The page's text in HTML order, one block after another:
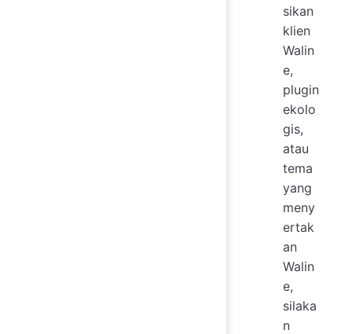
sikan
klien
Walin
e,
plugin
ekolo
gis,
atau
tema
yang
meny
ertak
an
Walin
e,
silaka
n